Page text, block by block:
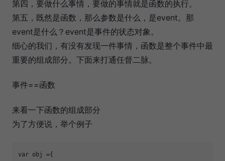
第四，要做什么事情，要做的事情就是函数的执行。
第五，既然是函数，那么参数是什么，是event。那
event是什么？event是事件的状态对象。
细心的我们，有没有发现一件事情，函数是整个事件中最
重要的组成部分。下面来打通任督二脉。
事件==函数
来看一下函数的组成部分
为了方便说，举个例子
var obj ={